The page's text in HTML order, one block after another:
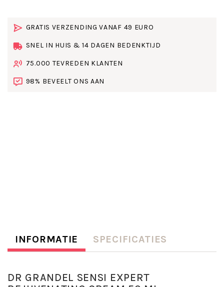
GRATIS VERZENDING VANAF 49 EURO
SNEL IN HUIS & 14 DAGEN BEDENKTIJD
75.000 TEVREDEN KLANTEN
98% BEVEELT ONS AAN
INFORMATIE SPECIFICATIES
DR GRANDEL SENSI EXPERT